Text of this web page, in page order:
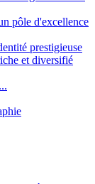
pôle d'excellence
prestigieuse
et diversifié